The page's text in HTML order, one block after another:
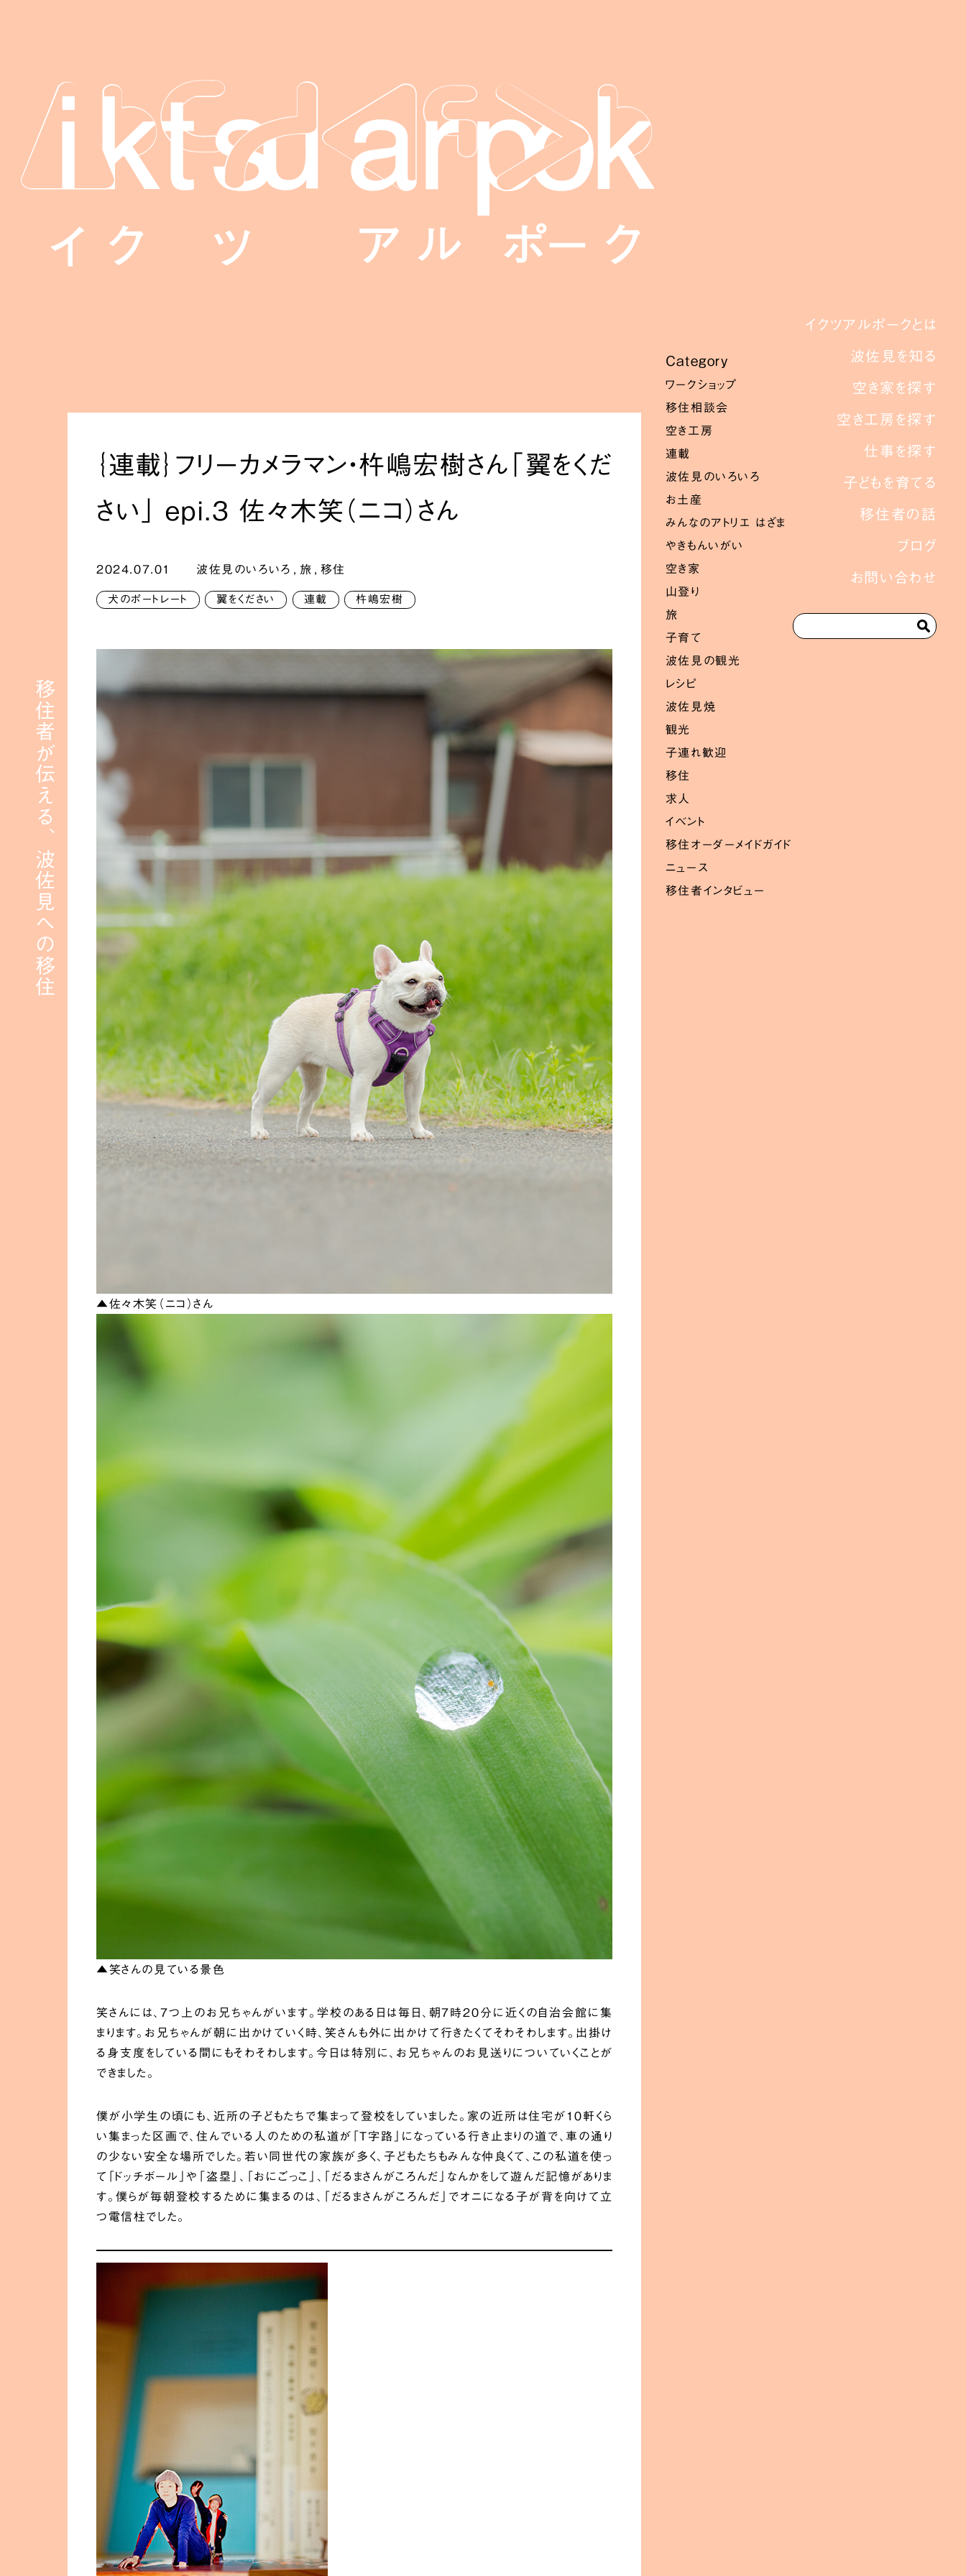
移住者が伝える、波佐見への移住
イクツアルポークとは
波佐見を知る
空き家を探す
空き工房を探す
仕事を探す
子どもを育てる
移住者の話
ブログ
お問い合わせ
Category
ワークショップ
移住相談会
空き工房
連載
波佐見のいろいろ
お土産
みんなのアトリエ はざま
やきもんいがい
空き家
山登り
旅
子育て
波佐見の観光
レシピ
波佐見焼
観光
子連れ歓迎
移住
求人
イベント
移住オーダーメイドガイド
ニュース
移住者インタビュー
｛連載｝フリーカメラマン・杵嶋宏樹さん「翼をくだ
さい」 epi.3 佐々木笑（ニコ）さん
2024.07.01 波佐見のいろいろ 旅 移住
犬のポートレート 翼をください 連載 杵嶋宏樹
▲佐々木笑（ニコ）さん
▲笑さんの見ている景色
笑さんには、７つ上のお兄ちゃんがいます。学校のある日は毎日、朝７時２０分に近くの自治会館に集
まります。お兄ちゃんが朝に出かけていく時、笑さんも外に出かけて行きたくてそわそわします。出掛け
る身支度をしている間にもそわそわします。今日は特別に、お兄ちゃんのお見送りについていくことが
できました。
僕が小学生の頃にも、近所の子どもたちで集まって登校をしていました。家の近所は住宅が１０軒くら
い集まった区画で、住んでいる人のための私道が「T字路」になっている行き止まりの道で、車の通り
の少ない安全な場所でした。若い同世代の家族が多く、子どもたちもみんな仲良くて、この私道を使っ
て「ドッチボール」や「盗塁」、「おにごっこ」、「だるまさんがころんだ」なんかをして遊んだ記憶がありま
す。僕らが毎朝登校するために集まるのは、「だるまさんがころんだ」でオニになる子が背を向けて立
つ電信柱でした。